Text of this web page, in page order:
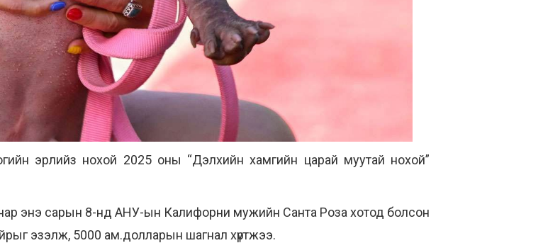
эрлийз нохой 2025 оны “Дэлхийн хамгийн царай муутай нохой”
энэ сарын 8-нд АНУ-ын Калифорни мужийн Санта Роза хотод болсон
эзэлж, 5000 ам.долларын шагнал хүртжээ.